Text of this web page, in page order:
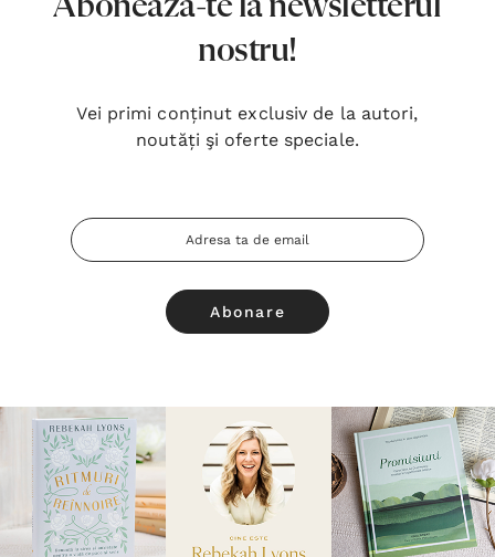
nostru!
Vei primi conținut exclusiv de la autori,
noutăți şi oferte speciale.
Adresa
Email